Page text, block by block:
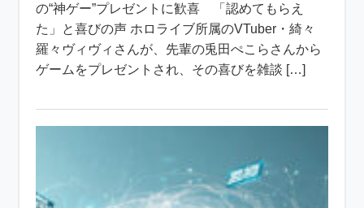
の“神ゲー”プレゼントに歓喜 「認めてもらえ
た」と喜びの声 ホロライブ所属のVTuber・綺々
羅々ヴィヴィさんが、先輩の兎田ぺこらさんから
ゲームをプレゼントされ、その喜びを雑談 […]